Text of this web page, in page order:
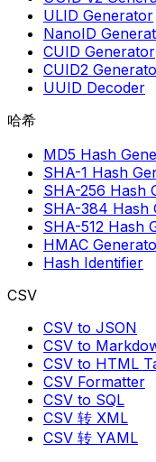
ULID Generator
NanoID
CUID Generator
CUID2
UUID Decoder
哈希
MD5 Hash
SHA-1 Hash
SHA-256 Hash
SHA-384 Hash
SHA-512 Hash
HMAC
Hash Identifier
CSV
CSV to JSON
CSV to
CSV to HTML
CSV Formatter
CSV to SQL
CSV 转 XML
CSV 转 YAML